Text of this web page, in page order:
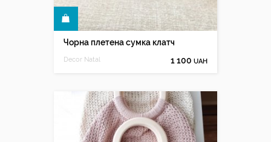
Чорна плетена сумка клатч
Decor Natal 1 100 UAH